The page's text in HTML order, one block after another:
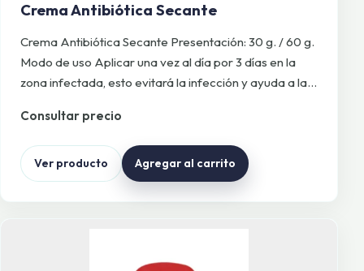
Crema Antibiótica Secante
Crema Antibiótica Secante Presentación: 30 g. / 60 g.
Modo de uso Aplicar una vez al día por 3 días en la
zona infectada, esto evitará la infección y ayuda a la…
Consultar precio
Ver producto Agregar al carrito